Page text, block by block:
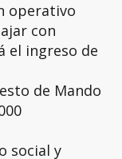
operativo
con
el ingreso de
de Mando
social y